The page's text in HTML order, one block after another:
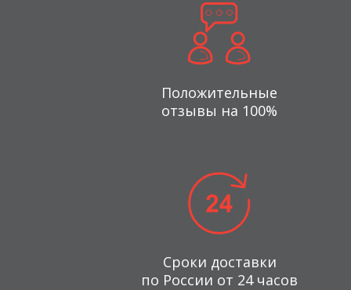
Положительные
отзывы на 100%
Сроки доставки
по России от 24 часов